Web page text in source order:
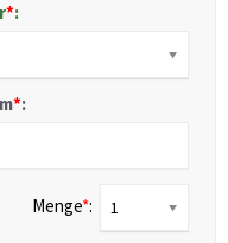
*:
*:
Menge*: 1